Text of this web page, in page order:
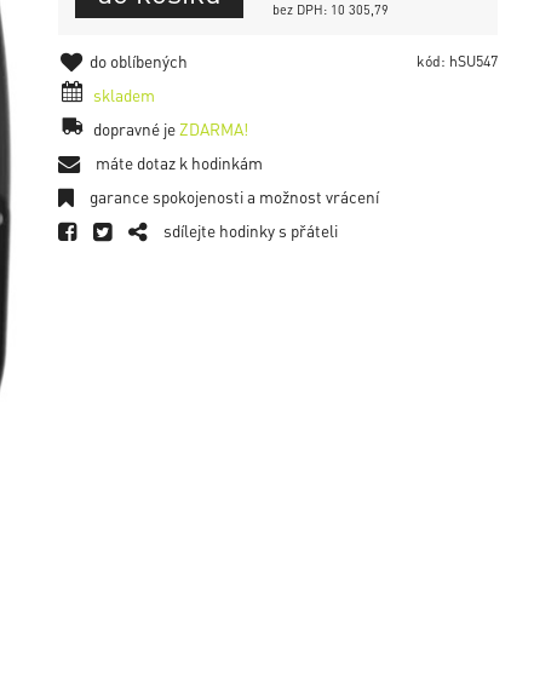
bez DPH: 10 305,79
kód: hSU547
do oblíbených
skladem
dopravné je ZDARMA!
máte dotaz k hodinkám
garance spokojenosti a možnost vrácení
sdílejte hodinky s přáteli